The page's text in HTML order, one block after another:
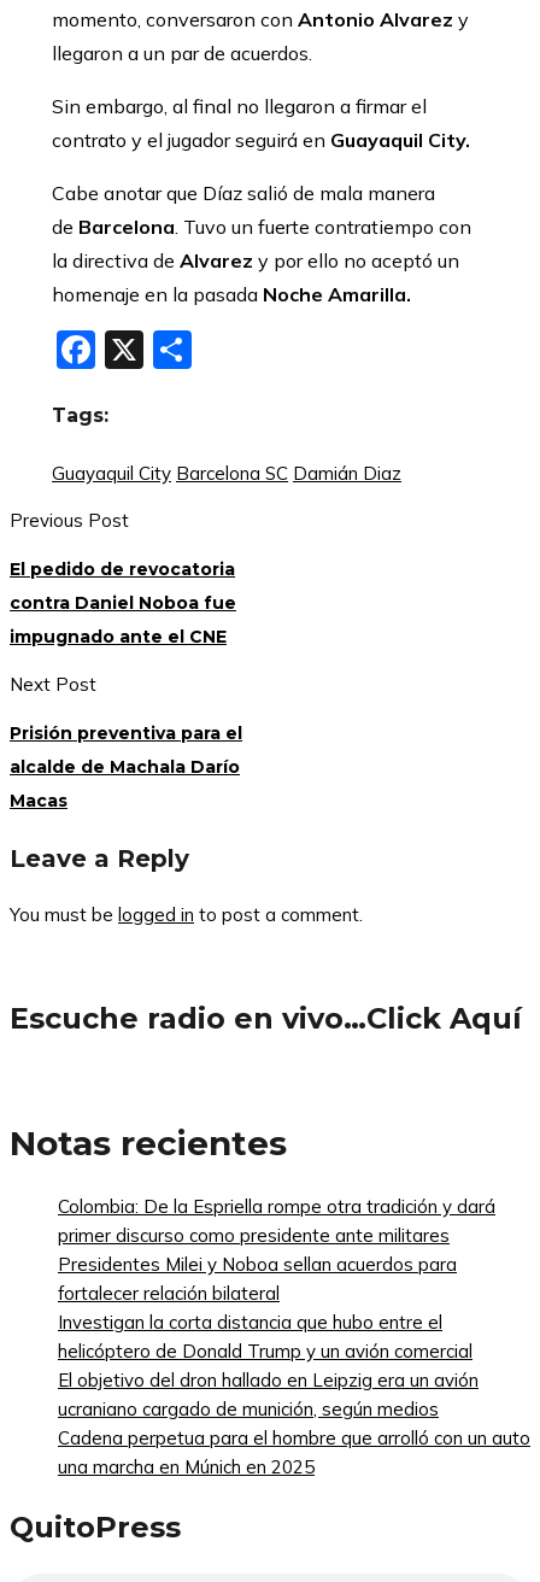
momento, conversaron con Antonio Alvarez y
llegaron a un par de acuerdos.
Sin embargo, al final no llegaron a firmar el
contrato y el jugador seguirá en Guayaquil City.
Cabe anotar que Díaz salió de mala manera
de Barcelona. Tuvo un fuerte contratiempo con
la directiva de Alvarez y por ello no aceptó un
homenaje en la pasada Noche Amarilla.
Facebook
X
Tags:
Guayaquil City Barcelona SC Damián Diaz
Previous Post
El pedido de revocatoria
contra Daniel Noboa fue
impugnado ante el CNE
Next Post
Prisión preventiva para el
alcalde de Machala Darío
Macas
Leave a Reply
You must be logged in to post a comment.
Escuche radio en vivo…Click Aquí
Notas recientes
Colombia: De la Espriella rompe otra tradición y dará
primer discurso como presidente ante militares
Presidentes Milei y Noboa sellan acuerdos para
fortalecer relación bilateral
Investigan la corta distancia que hubo entre el
helicóptero de Donald Trump y un avión comercial
El objetivo del dron hallado en Leipzig era un avión
ucraniano cargado de munición, según medios
Cadena perpetua para el hombre que arrolló con un auto
una marcha en Múnich en 2025
QuitoPress